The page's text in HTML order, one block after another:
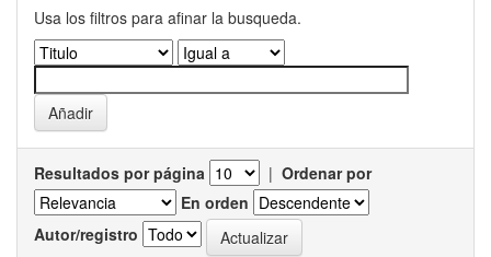
Usa los filtros para afinar la busqueda.
Resultados por página | Ordenar por
En orden
Autor/registro